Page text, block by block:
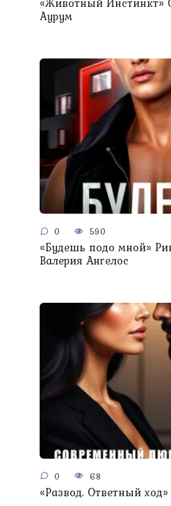
Аурум
0 590
«Будешь подо мной»
Валерия Ангелос
0 68
«Развод. Ответный